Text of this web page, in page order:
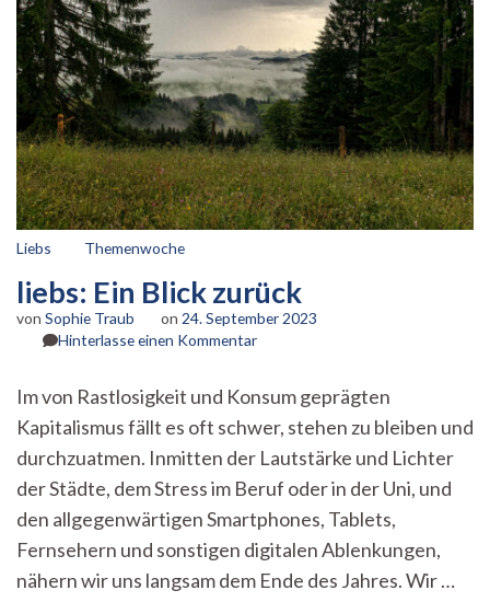
Liebs Themenwoche
liebs: Ein Blick zurück
von Sophie Traub on 24. September 2023
Hinterlasse einen Kommentarzu
Blick
zurück
Im von Rastlosigkeit und Konsum geprägten
Kapitalismus fällt es oft schwer, stehen zu bleiben und
durchzuatmen. Inmitten der Lautstärke und Lichter
der Städte, dem Stress im Beruf oder in der Uni, und
den allgegenwärtigen Smartphones, Tablets,
Fernsehern und sonstigen digitalen Ablenkungen,
nähern wir uns langsam dem Ende des Jahres. Wir …